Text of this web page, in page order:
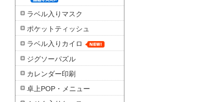
ラベル入りマスク
ポケットティッシュ
ラベル入りカイロ
ジグソーパズル
カレンダー印刷
卓上POP・メニュー